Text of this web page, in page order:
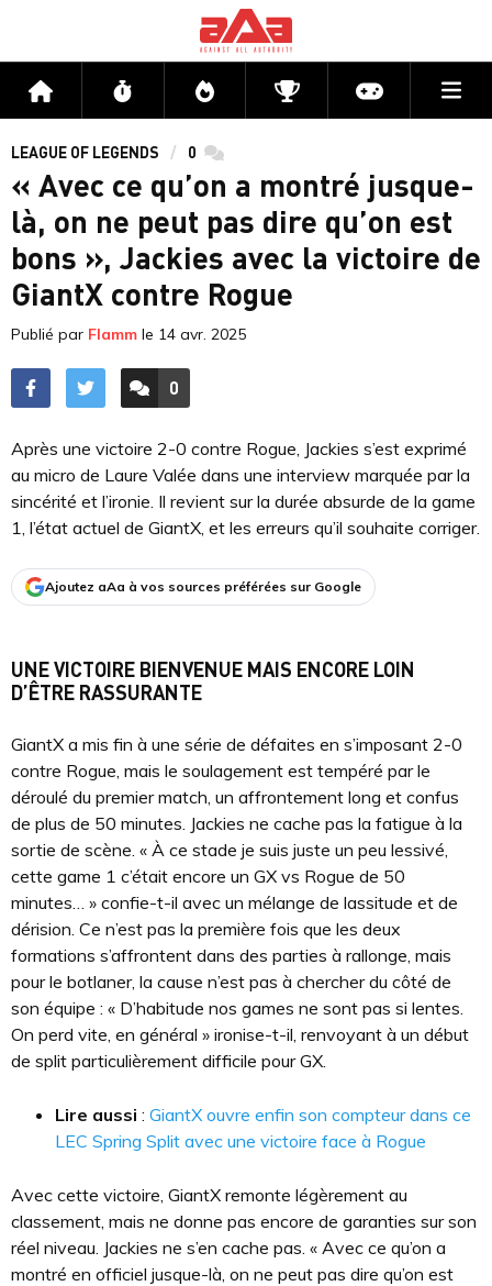
Accueil Flux Directs CompétitionsActu jeux
LEAGUE OF LEGENDS 0 commentaires
« Avec ce qu’on a montré jusque-
là, on ne peut pas dire qu’on est
bons », Jackies avec la victoire de
GiantX contre Rogue
Publié par Flamm le 14 avr. 2025
ACCÉDER AUX
0
COMMENTAIRES
Après une victoire 2-0 contre Rogue, Jackies s’est exprimé
au micro de Laure Valée dans une interview marquée par la
sincérité et l’ironie. Il revient sur la durée absurde de la game
1, l’état actuel de GiantX, et les erreurs qu’il souhaite corriger.
Ajoutez aAa à vos sources préférées sur Google
UNE VICTOIRE BIENVENUE MAIS ENCORE LOIN
D’ÊTRE RASSURANTE
GiantX a mis fin à une série de défaites en s’imposant 2-0
contre Rogue, mais le soulagement est tempéré par le
déroulé du premier match, un affrontement long et confus
de plus de 50 minutes. Jackies ne cache pas la fatigue à la
sortie de scène. « À ce stade je suis juste un peu lessivé,
cette game 1 c’était encore un GX vs Rogue de 50
minutes… » confie-t-il avec un mélange de lassitude et de
dérision. Ce n’est pas la première fois que les deux
formations s’affrontent dans des parties à rallonge, mais
pour le botlaner, la cause n’est pas à chercher du côté de
son équipe : « D’habitude nos games ne sont pas si lentes.
On perd vite, en général » ironise-t-il, renvoyant à un début
de split particulièrement difficile pour GX.
Lire aussi : GiantX ouvre enfin son compteur dans ce
LEC Spring Split avec une victoire face à Rogue
Avec cette victoire, GiantX remonte légèrement au
classement, mais ne donne pas encore de garanties sur son
réel niveau. Jackies ne s’en cache pas. « Avec ce qu’on a
montré en officiel jusque-là, on ne peut pas dire qu’on est